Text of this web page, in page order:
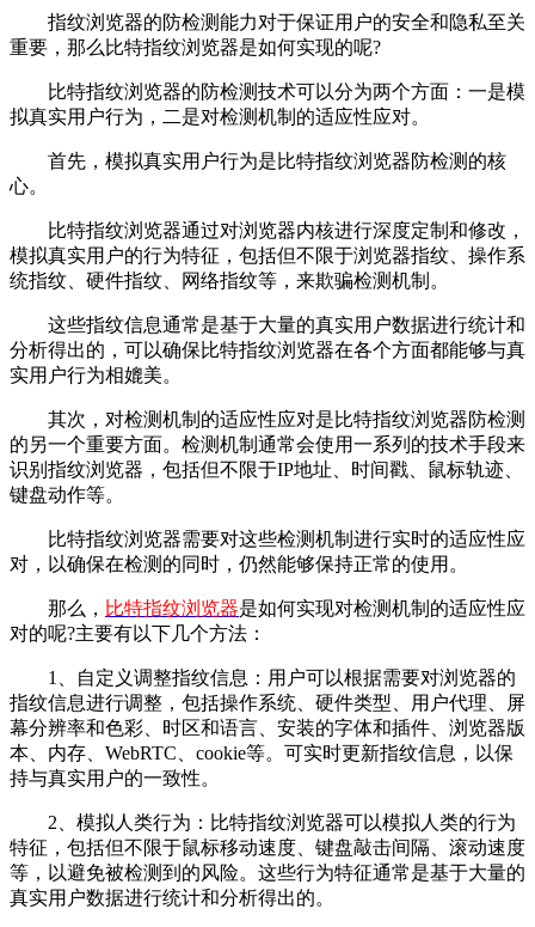
指纹浏览器的防检测能力对于保证用户的安全和隐私至关
重要，那么比特指纹浏览器是如何实现的呢?
比特指纹浏览器的防检测技术可以分为两个方面：一是模
拟真实用户行为，二是对检测机制的适应性应对。
首先，模拟真实用户行为是比特指纹浏览器防检测的核
心。
比特指纹浏览器通过对浏览器内核进行深度定制和修改，
模拟真实用户的行为特征，包括但不限于浏览器指纹、操作系
统指纹、硬件指纹、网络指纹等，来欺骗检测机制。
这些指纹信息通常是基于大量的真实用户数据进行统计和
分析得出的，可以确保比特指纹浏览器在各个方面都能够与真
实用户行为相媲美。
其次，对检测机制的适应性应对是比特指纹浏览器防检测
的另一个重要方面。检测机制通常会使用一系列的技术手段来
识别指纹浏览器，包括但不限于IP地址、时间戳、鼠标轨迹、
键盘动作等。
比特指纹浏览器需要对这些检测机制进行实时的适应性应
对，以确保在检测的同时，仍然能够保持正常的使用。
那么， 比特指纹浏览器是如何实现对检测机制的适应性应
对的呢?主要有以下几个方法：
1、自定义调整指纹信息：用户可以根据需要对浏览器的
指纹信息进行调整，包括操作系统、硬件类型、用户代理、屏
幕分辨率和色彩、时区和语言、安装的字体和插件、浏览器版
本、内存、WebRTC、cookie等。可实时更新指纹信息，以保
持与真实用户的一致性。
2、模拟人类行为：比特指纹浏览器可以模拟人类的行为
特征，包括但不限于鼠标移动速度、键盘敲击间隔、滚动速度
等，以避免被检测到的风险。这些行为特征通常是基于大量的
真实用户数据进行统计和分析得出的。